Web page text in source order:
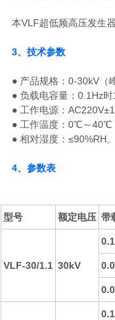
本VLF超低频高压发生器
3、技术参数
● 产品规格：0-30kV（
● 负载电容量：0.1Hz时
● 工作电源：
● 工作温度：0℃～40℃
● 相对湿度：≤90%RH。
4、参数表
型号 额定电压 带
VLF-30/1.1 30kV